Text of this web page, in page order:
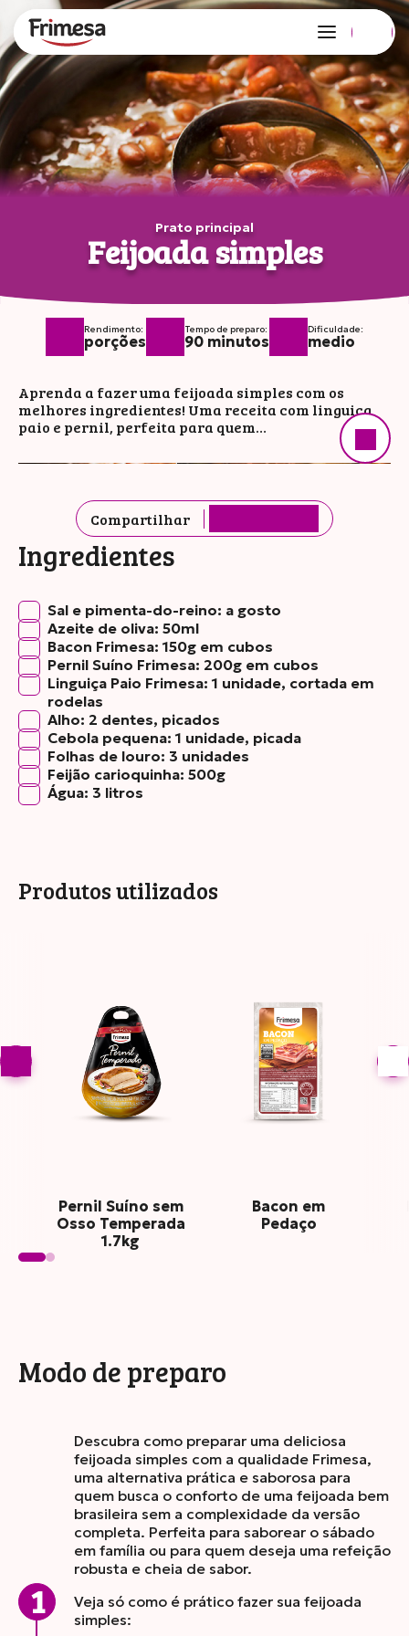
Prato principal
Feijoada simples
Rendimento:
porções
Tempo de preparo:
90 minutos
Dificuldade:
medio
Aprenda a fazer uma feijoada simples com os
melhores ingredientes! Uma receita com linguiça
paio e pernil, perfeita para quem…
Ingredientes
Sal e pimenta-do-reino: a gosto
Azeite de oliva: 50ml
Bacon Frimesa: 150g em cubos
Pernil Suíno Frimesa: 200g em cubos
Linguiça Paio Frimesa: 1 unidade, cortada em
rodelas
Alho: 2 dentes, picados
Cebola pequena: 1 unidade, picada
Folhas de louro: 3 unidades
Feijão carioquinha: 500g
Água: 3 litros
Produtos utilizados
Pernil Suíno sem
Osso Temperada
1.7kg
Bacon em
Pedaço
Compartilhar
Modo de preparo
Descubra como preparar uma deliciosa
feijoada simples com a qualidade Frimesa,
uma alternativa prática e saborosa para
quem busca o conforto de uma feijoada bem
brasileira sem a complexidade da versão
completa. Perfeita para saborear o sábado
em família ou para quem deseja uma refeição
robusta e cheia de sabor.
Veja só como é prático fazer sua feijoada
simples:
Copiar link
Compartilhar
no Whatsapp
Edição 127 no ar!